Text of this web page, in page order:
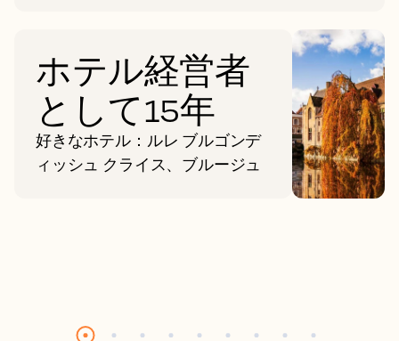
ホテル経営者
として15年
好きなホテル：ルレ ブルゴンデ
ィッシュ クライス、ブルージュ